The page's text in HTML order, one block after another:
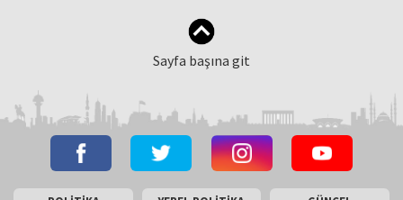
Sayfa başına git